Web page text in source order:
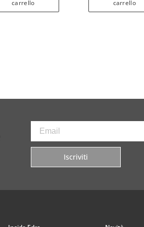
carrello
carrello
Iscriviti